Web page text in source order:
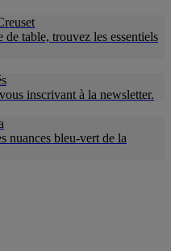
table, trouvez les essentiels
inscrivant à la newsletter.
nuances bleu-vert de la